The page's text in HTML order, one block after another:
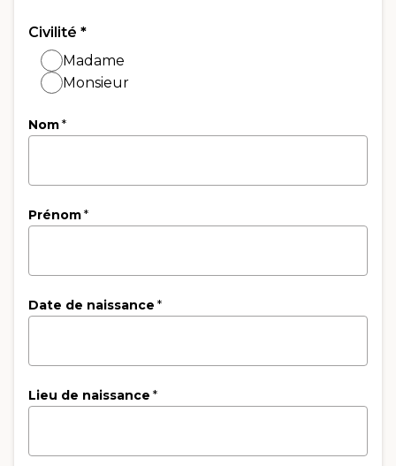
Civilité *
Madame
Monsieur
Nom*
Prénom*
Date de naissance *
Lieu de naissance *